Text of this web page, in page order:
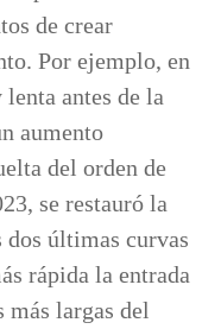
de crear
Por ejemplo, en
lenta antes de la
aumento
del orden de
se restauró la
últimas curvas
rápida la entrada
más largas del